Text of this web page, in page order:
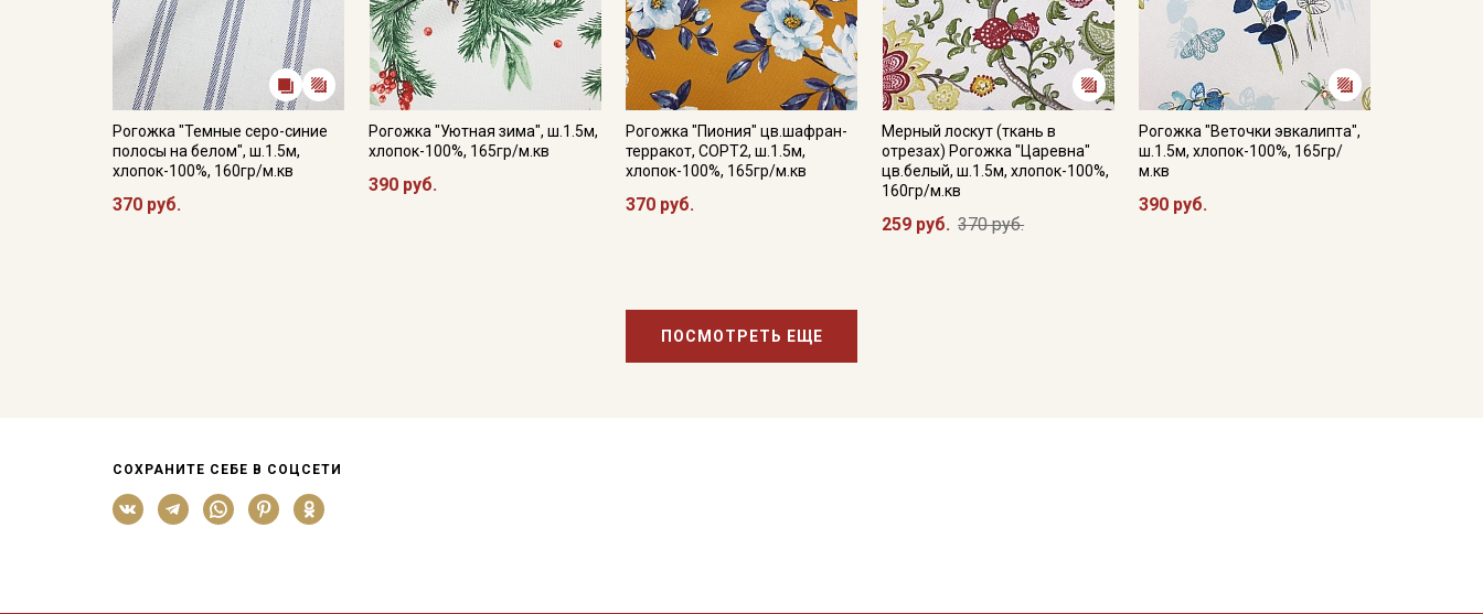
Рогожка "Темные серо-синие
полосы на белом", ш.1.5м,
хлопок-100%, 160гр/м.кв
370 руб.
Рогожка "Уютная зима", ш.1.5м,
хлопок-100%, 165гр/м.кв
390 руб.
Рогожка "Пиония" цв.шафран-
терракот, СОРТ2, ш.1.5м,
хлопок-100%, 165гр/м.кв
370 руб.
Мерный лоскут (ткань в
отрезах) Рогожка "Царевна"
цв.белый, ш.1.5м, хлопок-100%,
160гр/м.кв
259 руб. 370 руб.
Рогожка "Веточки эвкалипта",
ш.1.5м, хлопок-100%, 165гр/
м.кв
390 руб.
ПОСМОТРЕТЬ ЕЩЕ
СОХРАНИТЕ СЕБЕ В СОЦСЕТИ